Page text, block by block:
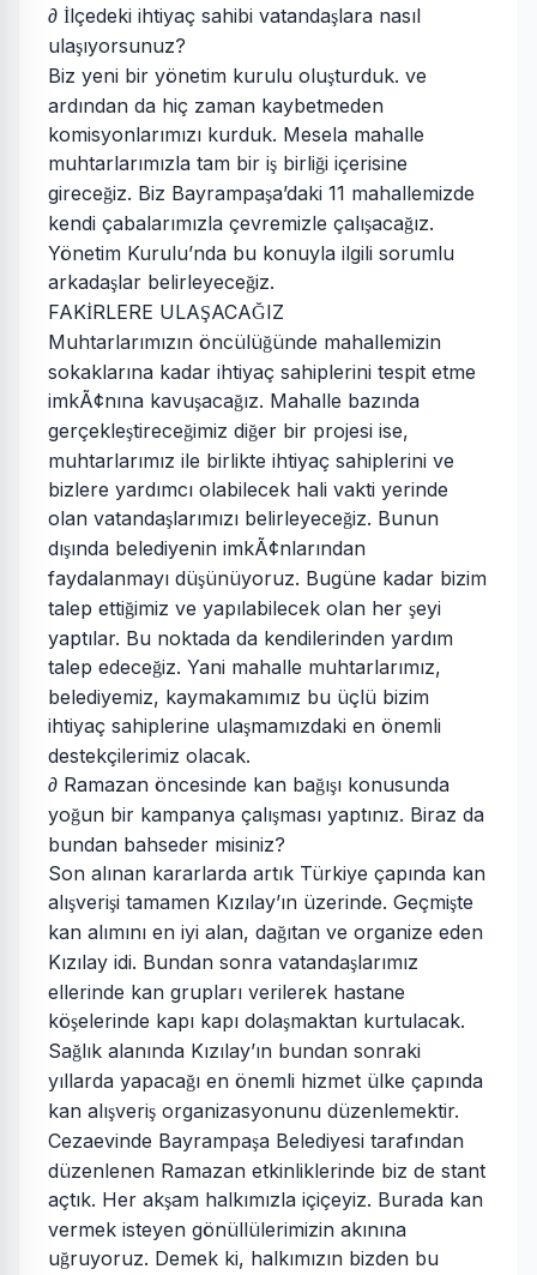
∂ İlçedeki ihtiyaç sahibi vatandaşlara nasıl
ulaşıyorsunuz?
Biz yeni bir yönetim kurulu oluşturduk. ve
ardından da hiç zaman kaybetmeden
komisyonlarımızı kurduk. Mesela mahalle
muhtarlarımızla tam bir iş birliği içerisine
gireceğiz. Biz Bayrampaşa’daki 11 mahallemizde
kendi çabalarımızla çevremizle çalışacağız.
Yönetim Kurulu’nda bu konuyla ilgili sorumlu
arkadaşlar belirleyeceğiz.
FAKİRLERE ULAŞACAĞIZ
Muhtarlarımızın öncülüğünde mahallemizin
sokaklarına kadar ihtiyaç sahiplerini tespit etme
imkÃ¢nına kavuşacağız. Mahalle bazında
gerçekleştireceğimiz diğer bir projesi ise,
muhtarlarımız ile birlikte ihtiyaç sahiplerini ve
bizlere yardımcı olabilecek hali vakti yerinde
olan vatandaşlarımızı belirleyeceğiz. Bunun
dışında belediyenin imkÃ¢nlarından
faydalanmayı düşünüyoruz. Bugüne kadar bizim
talep ettiğimiz ve yapılabilecek olan her şeyi
yaptılar. Bu noktada da kendilerinden yardım
talep edeceğiz. Yani mahalle muhtarlarımız,
belediyemiz, kaymakamımız bu üçlü bizim
ihtiyaç sahiplerine ulaşmamızdaki en önemli
destekçilerimiz olacak.
∂ Ramazan öncesinde kan bağışı konusunda
yoğun bir kampanya çalışması yaptınız. Biraz da
bundan bahseder misiniz?
Son alınan kararlarda artık Türkiye çapında kan
alışverişi tamamen Kızılay’ın üzerinde. Geçmişte
kan alımını en iyi alan, dağıtan ve organize eden
Kızılay idi. Bundan sonra vatandaşlarımız
ellerinde kan grupları verilerek hastane
köşelerinde kapı kapı dolaşmaktan kurtulacak.
Sağlık alanında Kızılay’ın bundan sonraki
yıllarda yapacağı en önemli hizmet ülke çapında
kan alışveriş organizasyonunu düzenlemektir.
Cezaevinde Bayrampaşa Belediyesi tarafından
düzenlenen Ramazan etkinliklerinde biz de stant
açtık. Her akşam halkımızla içiçeyiz. Burada kan
vermek isteyen gönüllülerimizin akınına
uğruyoruz. Demek ki, halkımızın bizden bu